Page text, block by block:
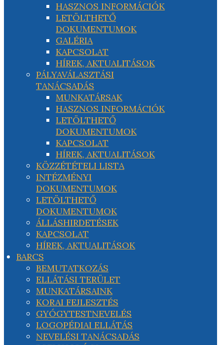
HASZNOS INFORMÁCIÓK
LETÖLTHETŐ
DOKUMENTUMOK
GALÉRIA
KAPCSOLAT
HÍREK, AKTUALITÁSOK
PÁLYAVÁLASZTÁSI
TANÁCSADÁS
MUNKATÁRSAK
HASZNOS INFORMÁCIÓK
LETÖLTHETŐ
DOKUMENTUMOK
KAPCSOLAT
HÍREK, AKTUALITÁSOK
KÖZZÉTÉTELI LISTA
INTÉZMÉNYI
DOKUMENTUMOK
LETÖLTHETŐ
DOKUMENTUMOK
ÁLLÁSHIRDETÉSEK
KAPCSOLAT
HÍREK, AKTUALITÁSOK
BARCS
BEMUTATKOZÁS
ELLÁTÁSI TERÜLET
MUNKATÁRSAINK
KORAI FEJLESZTÉS
GYÓGYTESTNEVELÉS
LOGOPÉDIAI ELLÁTÁS
NEVELÉSI TANÁCSADÁS